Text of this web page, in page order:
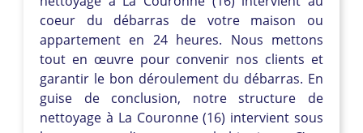
coeur du débarras de votre maison ou
appartement en 24 heures. Nous mettons
tout en œuvre pour convenir nos clients et
garantir le bon déroulement du débarras. En
guise de conclusion, notre structure de
nettoyage à La Couronne (16) intervient sous